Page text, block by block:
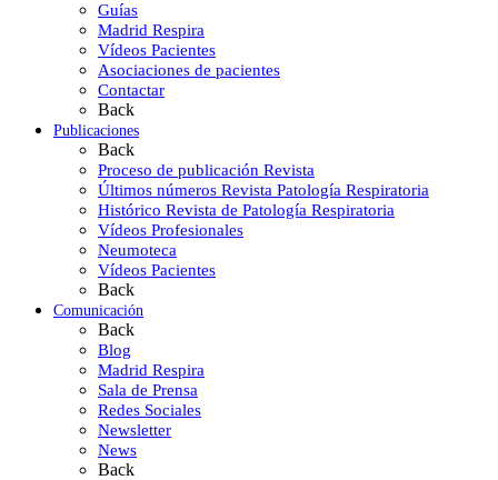
Guías
Madrid Respira
Vídeos Pacientes
Asociaciones de pacientes
Contactar
Back
Publicaciones
Back
Proceso de publicación Revista
Últimos números Revista Patología Respiratoria
Histórico Revista de Patología Respiratoria
Vídeos Profesionales
Neumoteca
Vídeos Pacientes
Back
Comunicación
Back
Blog
Madrid Respira
Sala de Prensa
Redes Sociales
Newsletter
News
Back